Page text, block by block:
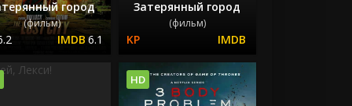
город
(фильм)
6.1
Затерянный город
(фильм)
HD